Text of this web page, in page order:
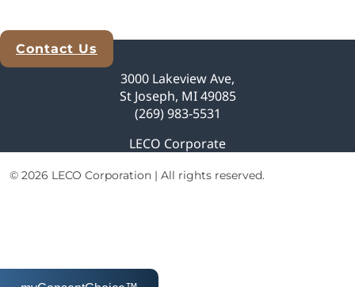
Explore Analytical Solutions
Contact Us
3000 Lakeview Ave,
St Joseph, MI 49085
(269) 983-5531
LECO Corporate
© 2026 LECO Corporation | All rights reserved.